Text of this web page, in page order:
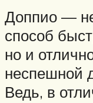
Доппио —
способ
но и
неспешной
Ведь, в